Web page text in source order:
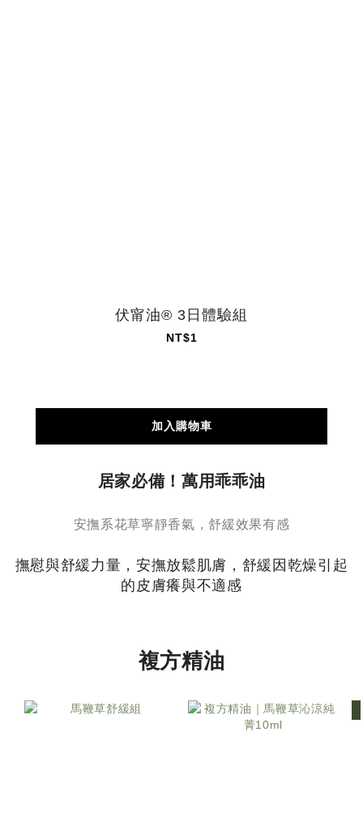
伏甯油® 3日體驗組
NT$1
加入購物車
居家必備！萬用乖乖油
安撫系花草寧靜香氣，舒緩效果有感
撫慰與舒緩力量，安撫放鬆肌膚，舒緩因乾燥引起
的皮膚癢與不適感
複方精油